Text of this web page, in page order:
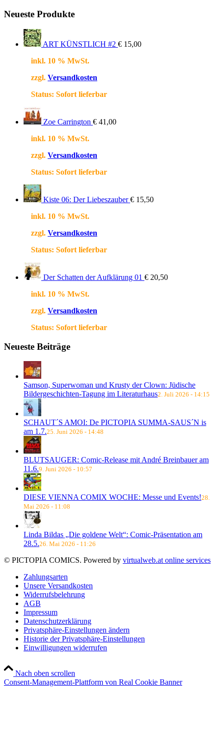
Neueste Produkte
ART KÜNSTLICH #2 € 15,00
inkl. 10 % MwSt.
zzgl. Versandkosten
Status: Sofort lieferbar
Zoe Carrington € 41,00
inkl. 10 % MwSt.
zzgl. Versandkosten
Status: Sofort lieferbar
Kiste 06: Der Liebeszauber € 15,50
inkl. 10 % MwSt.
zzgl. Versandkosten
Status: Sofort lieferbar
Der Schatten der Aufklärung 01 € 20,50
inkl. 10 % MwSt.
zzgl. Versandkosten
Status: Sofort lieferbar
Neueste Beiträge
Samson, Superwoman und Krusty der Clown: Jüdische
Bildergeschichten-Tagung im Literaturhaus2. Juli 2026 - 14:15
SCHAUT´S AMOI: De PICTOPIA SUMMA-SAUS´N is
am 1.7.25. Juni 2026 - 14:48
BLUTSAUGER: Comic-Release mit André Breinbauer am
11.6.9. Juni 2026 - 10:57
DIESE VIENNA COMIX WOCHE: Messe und Events!28.
Mai 2026 - 11:08
Linda Bildas „Die goldene Welt“: Comic-Präsentation am
28.5.26. Mai 2026 - 11:26
© PICTOPIA COMICS. Powered by virtualweb.at online services
Zahlungsarten
Unsere Versandkosten
Widerrufsbelehrung
AGB
Impressum
Datenschutzerklärung
Privatsphäre-Einstellungen ändern
Historie der Privatsphäre-Einstellungen
Einwilligungen widerrufen
Nach oben scrollen
Consent-Management-Plattform von Real Cookie Banner